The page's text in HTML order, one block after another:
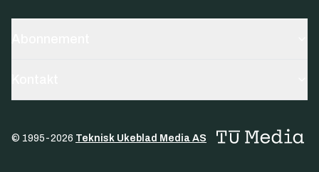
© 1995-2026 Teknisk Ukeblad Media AS